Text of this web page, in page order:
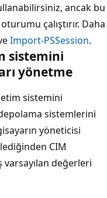
ancak bu
çalıştırır. Daha
Import-PSSession.
sistemini
yönetme
sistemini
sistemlerini
yöneticisi
CIM
varsayılan değerleri